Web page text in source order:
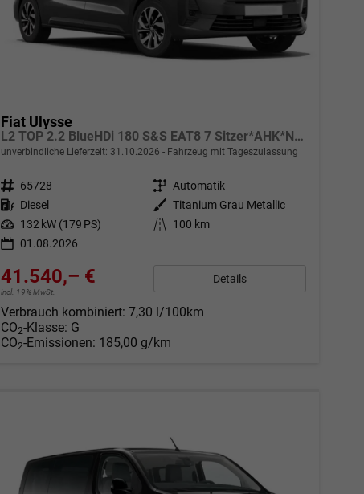
Fiat Ulysse
L2 TOP 2.2 BlueHDi 180 S&S EAT8 7 Sitzer*AHK*Navi*SHZ*Kamera*Keyless*Klimaauto*ACC
unverbindliche Lieferzeit: 31.10.2026 Fahrzeug mit Tageszulassung
Fahrzeugnr. 65728 Getriebe Automatik
Kraftstoff Diesel Außenfarbe Titanium Grau Metallic
Leistung 132 kW (179 PS) Kilometerstand
100 km
01.08.2026
41.540,– €
incl. 19% MwSt.
Details
Verbrauch kombiniert: 7,30 l/100km
CO2-Klasse: G
CO2-Emissionen: 185,00 g/km